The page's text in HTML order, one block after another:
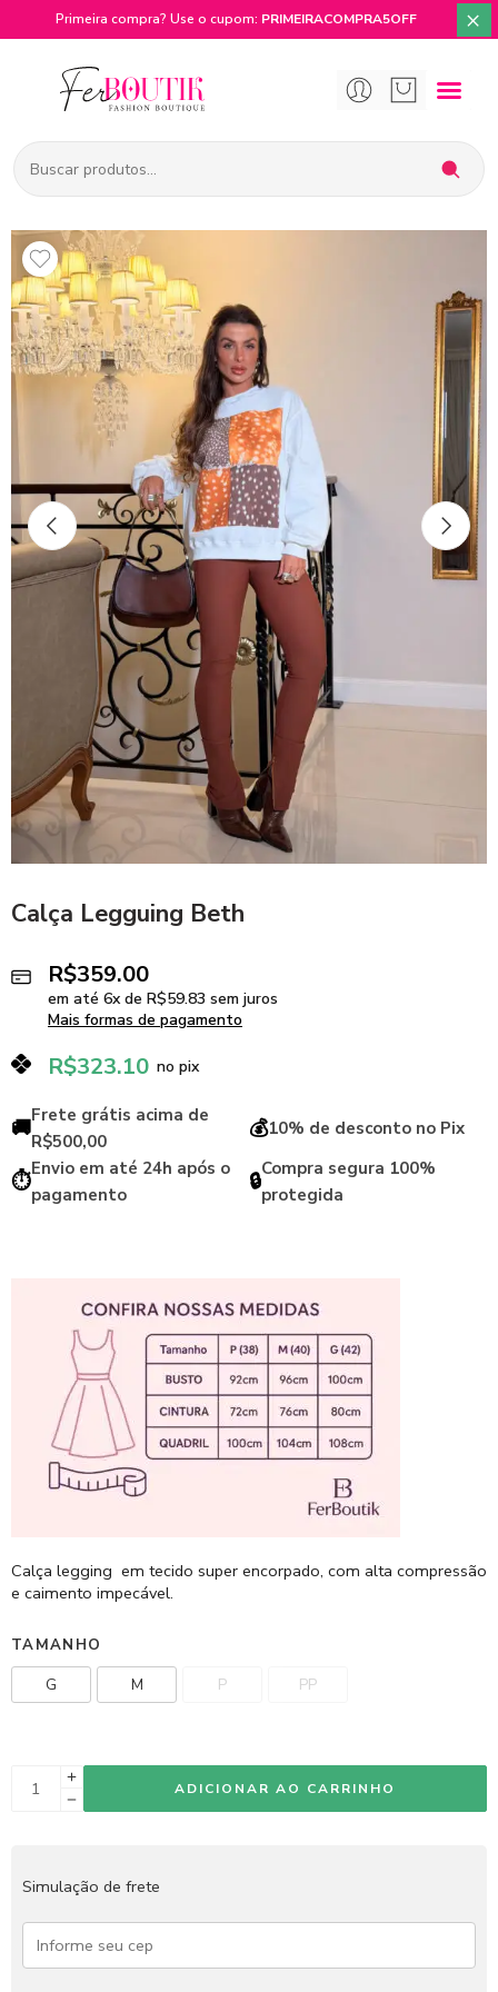
Primeira compra? Use o cupom: PRIMEIRACOMPRA5OFF ×
Calça Legguing Beth
R$359.00
em até 6x de R$59.83 sem juros
Mais formas de pagamento
R$323.10 no pix
🚚Frete grátis acima de
R$500,00
💰10% de desconto no Pix
⏱️Envio em até 24h após o
pagamento
🔒Compra segura 100%
protegida
Calça legging em tecido super encorpado, com alta compressão
e caimento impecável.
TAMANHO
G M P PP
ADICIONAR AO CARRINHO
Simulação de frete